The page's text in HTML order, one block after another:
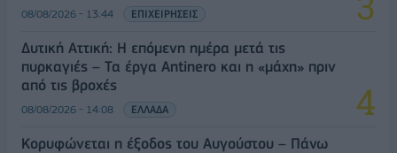
08/08/2026 - 13:44 ΕΠΙΧΕΙΡΗΣΕΙΣ
Δυτική Αττική: Η επόμενη ημέρα μετά τις
πυρκαγιές – Τα έργα Antinero και η «μάχη» πριν
από τις βροχές
08/08/2026 - 14:08 ΕΛΛΑΔΑ
Κορυφώνεται η έξοδος του Αυγούστου – Πάνω